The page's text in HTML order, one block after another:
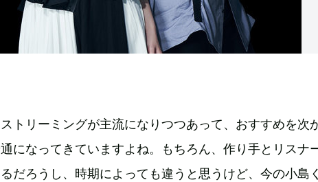
トリーミングが主流になりつつあって、おすすめを次
になってきていますよね。もちろん、作り手とリスナ
だろうし、時期によっても違うと思うけど、今の小島